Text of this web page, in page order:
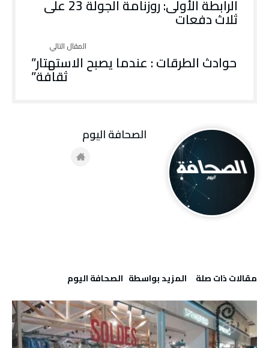
الرابطة الأولى: روزنامة الجولة 23 على
ثلاث دفعات
حوادث الطرقات : عندما يصبح الاستهتار”
ثقافة”
‫مقالات ذات صلة‬ ‫‫المزيد بواسطة‬ ‬ ‭ ‬الصحافة‭ ‬اليوم